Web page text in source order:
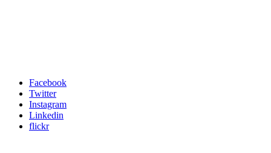
Facebook
Twitter
Instagram
Linkedin
flickr